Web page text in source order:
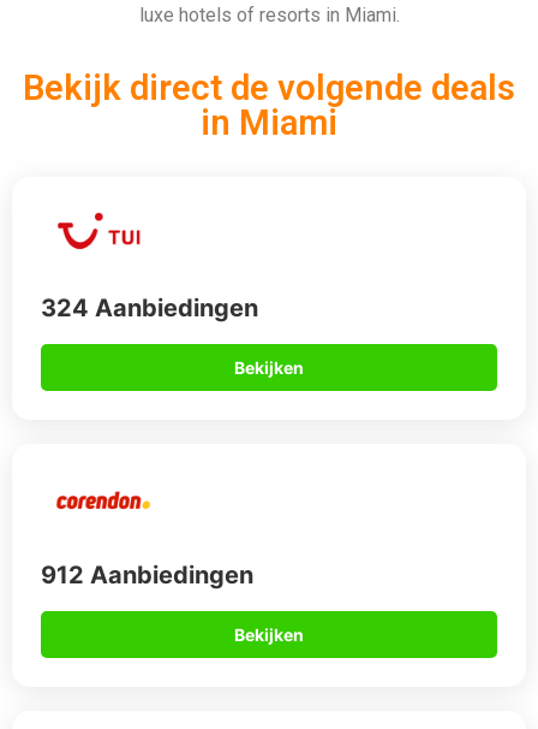
luxe hotels of resorts in Miami.
Bekijk direct de volgende deals
in Miami
324 Aanbiedingen
Bekijken
912 Aanbiedingen
Bekijken